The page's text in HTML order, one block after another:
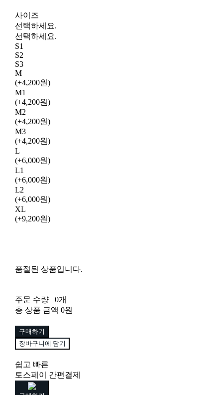
사이즈
선택하세요.
선택하세요.
S1
S2
S3
M
(+4,200원)
M1
(+4,200원)
M2
(+4,200원)
M3
(+4,200원)
L
(+6,000원)
L1
(+6,000원)
L2
(+6,000원)
XL
(+9,200원)
품절된 상품입니다.
주문 수량
0개
총 상품 금액 0원
구매하기
장바구니에 담기
쉽고 빠른
토스페이 간편결제